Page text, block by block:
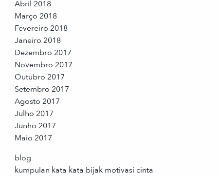
Abril 2018
Março 2018
Fevereiro 2018
Janeiro 2018
Dezembro 2017
Novembro 2017
Outubro 2017
Setembro 2017
Agosto 2017
Julho 2017
Junho 2017
Maio 2017
blog
kumpulan kata kata bijak motivasi cinta